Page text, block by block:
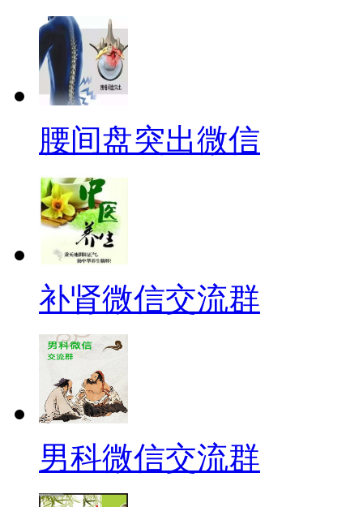
腰间盘突出微信
补肾微信交流群
男科微信交流群